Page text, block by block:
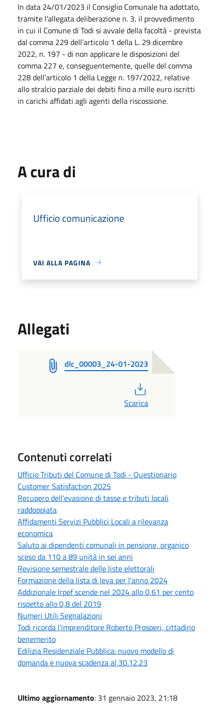
In data 24/01/2023 il Consiglio Comunale ha adottato,
tramite l'allegata deliberazione n. 3, il provvedimento
in cui il Comune di Todi si avvaledella facoltà - prevista
dal comma 229 dell’articolo 1 della L. 29 dicembre
2022, n. 197 - di non applicare le disposizioni del
comma 227 e, conseguentemente, quelle del comma
228 dell’articolo 1 della Legge n. 197/2022, relative
allo stralcio parziale dei debiti fino a mille euro iscritti
in carichi affidati agli agenti della riscossione.
A cura di
Ufficio comunicazione
VAI ALLA PAGINA
Allegati
dlc_00003_24-01-2023
Scarica
Contenuti correlati
Ufficio Tributi del Comune di Todi - Questionario
Customer Satisfaction 2025
Recupero dell'evasione di tasse e tributi locali
raddoppiata
Affidamenti Servizi Pubblici Locali a rilevanza
economica
Saluto ai dipendenti comunali in pensione, organico
sceso da 110 a 89 unità in sei anni
Revisione semestrale delle liste elettorali
Formazione della lista di leva per l'anno 2024
Addizionale Irpef scende nel 2024 allo 0,61 per cento
rispetto allo 0,8 del 2019
Numeri Utili Segnalazioni
Todi ricorda l'imprenditore Roberto Prosperi, cittadino
benemerito
Edilizia Residenziale Pubblica: nuovo modello di
domanda e nuova scadenza al 30.12.23
Ultimo aggiornamento: 31 gennaio 2023, 21:18